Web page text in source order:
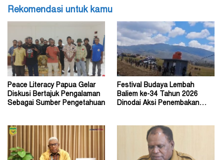
Rekomendasi untuk kamu
Peace Literacy Papua Gelar
Diskusi Bertajuk Pengalaman
Sebagai Sumber Pengetahuan
Festival Budaya Lembah
Baliem ke-34 Tahun 2026
Dinodai Aksi Penembakan